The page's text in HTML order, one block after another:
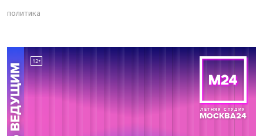
политика